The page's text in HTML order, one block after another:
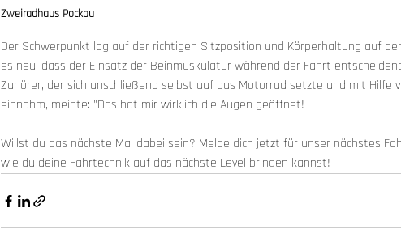
Zweiradhaus Pockau
Der Schwerpunkt lag auf der richtigen Sitzposition und Körperhaltung auf
es neu, dass der Einsatz der Beinmuskulatur während der Fahrt
Zuhörer, der sich anschließend selbst auf das Motorrad setzte und mit Hilfe
einnahm, meinte: "Das hat mir wirklich die Augen geöffnet!
Willst du das nächste Mal dabei sein? Melde dich jetzt für unser nächstes
wie du deine Fahrtechnik auf das nächste Level bringen kannst!